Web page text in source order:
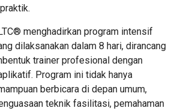
menghadirkan program intensif
dilaksanakan dalam 8 hari, dirancang
trainer profesional dengan
Program ini tidak hanya
berbicara di depan umum,
teknik fasilitasi, pemahaman